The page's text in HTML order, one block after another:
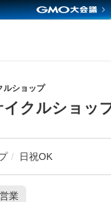
ルショップ
イクルショッ
日祝OK
業